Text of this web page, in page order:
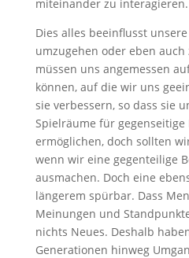
miteinander zu interagieren.
Dies alles beeinflusst
umzugehen oder eben
müssen uns angemessen
können, auf die wir uns
sie verbessern, so dass sie
Spielräume für
ermöglichen, doch sollten
wenn wir eine gegenteilige
ausmachen. Doch eine
längerem spürbar. Dass
Meinungen und
nichts Neues. Deshalb
Generationen hinweg